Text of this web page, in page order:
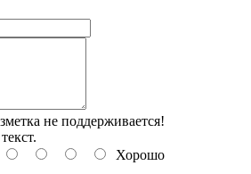
не поддерживается!
Хорошо